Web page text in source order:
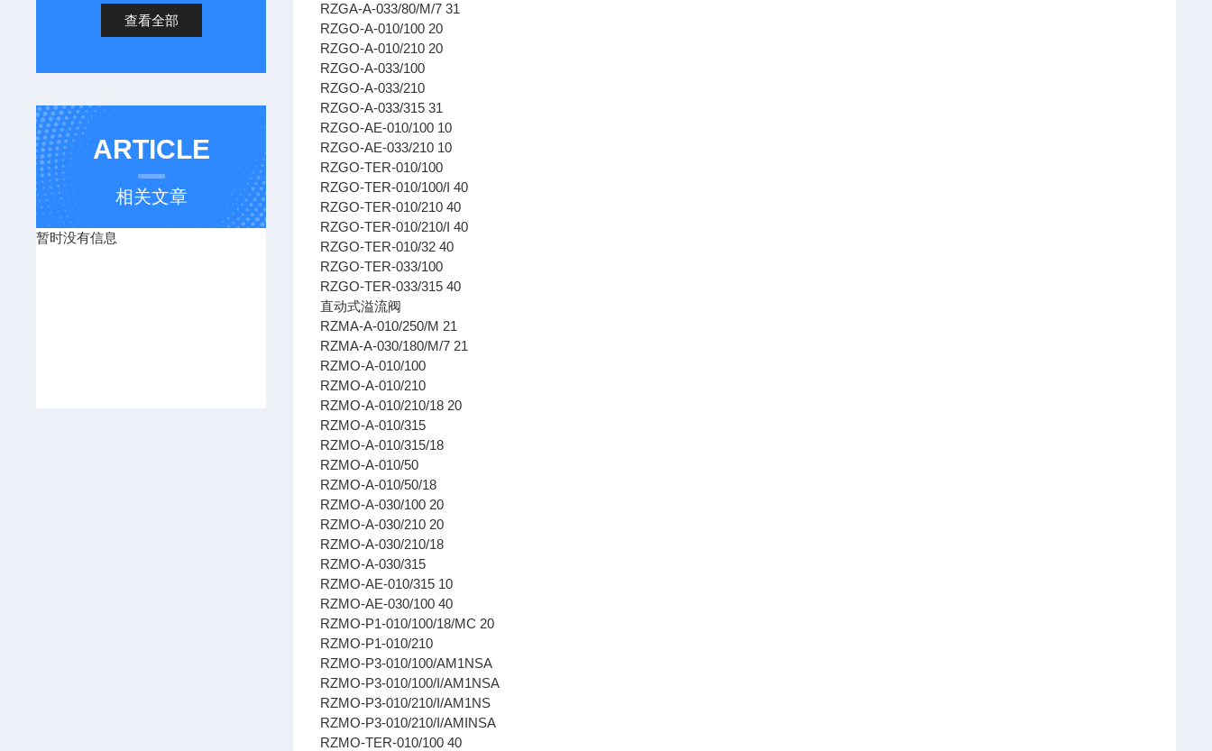
查看全部
ARTICLE
相关文章
暂时没有信息
RZGA-A-033/80/M/7 31
RZGO-A-010/100 20
RZGO-A-010/210 20
RZGO-A-033/100
RZGO-A-033/210
RZGO-A-033/315 31
RZGO-AE-010/100 10
RZGO-AE-033/210 10
RZGO-TER-010/100
RZGO-TER-010/100/I 40
RZGO-TER-010/210 40
RZGO-TER-010/210/I 40
RZGO-TER-010/32 40
RZGO-TER-033/100
RZGO-TER-033/315 40
直动式溢流阀
RZMA-A-010/250/M 21
RZMA-A-030/180/M/7 21
RZMO-A-010/100
RZMO-A-010/210
RZMO-A-010/210/18 20
RZMO-A-010/315
RZMO-A-010/315/18
RZMO-A-010/50
RZMO-A-010/50/18
RZMO-A-030/100 20
RZMO-A-030/210 20
RZMO-A-030/210/18
RZMO-A-030/315
RZMO-AE-010/315 10
RZMO-AE-030/100 40
RZMO-P1-010/100/18/MC 20
RZMO-P1-010/210
RZMO-P3-010/100/AM1NSA
RZMO-P3-010/100/I/AM1NSA
RZMO-P3-010/210/I/AM1NS
RZMO-P3-010/210/I/AMINSA
RZMO-TER-010/100 40